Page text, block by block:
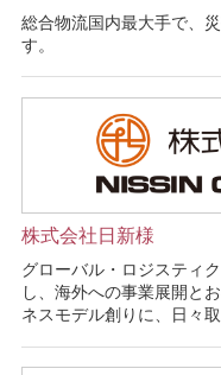
総合物流国内最大手で、
す。
株式会社日新様
グローバル・ロジスティ
し、海外への事業展開と
ネスモデル創りに、日々